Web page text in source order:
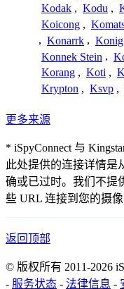
Kodak , Kodu ,
Koicong ,
, Konarrk , Konig
Konnek Stein ,
Korang , Koti ,
Krypton , Ksvp ,
更多来源
* iSpyConnect 与
此处提供的连接详情是
确或已过时。我们不提
些 URL 连接到您的摄像
返回顶部
© 版权所有 2011-2026
- 服务状态 - 法律信息 -